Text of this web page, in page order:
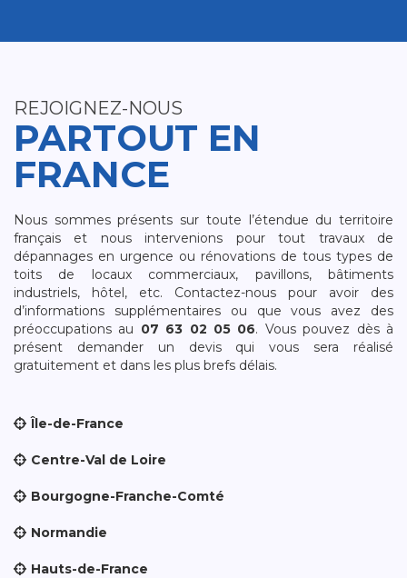
REJOIGNEZ-NOUS
PARTOUT EN
FRANCE
Nous sommes présents sur toute l’étendue du territoire
français et nous intervenions pour tout travaux de
dépannages en urgence ou rénovations de tous types de
toits de locaux commerciaux, pavillons, bâtiments
industriels, hôtel, etc. Contactez-nous pour avoir des
d’informations supplémentaires ou que vous avez des
préoccupations au 07 63 02 05 06. Vous pouvez dès à
présent demander un devis qui vous sera réalisé
gratuitement et dans les plus brefs délais.
Île-de-France
Centre-Val de Loire
Bourgogne-Franche-Comté
Normandie
Hauts-de-France